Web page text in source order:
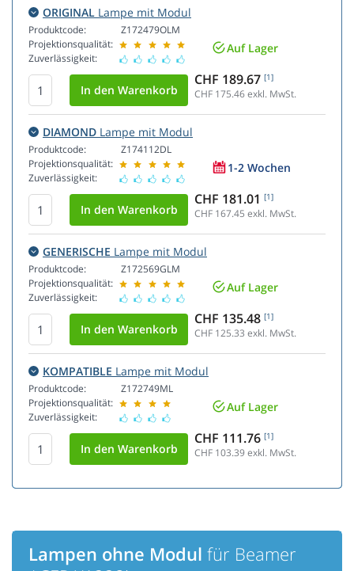
ORIGINAL Lampe mit Modul
Produktcode:
Projektionsqualität:
Zuverlässigkeit:
Z172479OLM
Auf Lager
CHF 189.67 [1]
CHF 175.46exkl. MwSt.
DIAMOND Lampe mit Modul
Produktcode:
Projektionsqualität:
Zuverlässigkeit:
Z174112DL
1-2 Wochen
CHF 181.01 [1]
CHF 167.45 exkl. MwSt.
GENERISCHE Lampe mit Modul
Produktcode:
Projektionsqualität:
Zuverlässigkeit:
Z172569GLM
Auf Lager
CHF 135.48 [1]
CHF 125.33 exkl. MwSt.
KOMPATIBLE Lampe mit Modul
Produktcode:
Projektionsqualität:
Zuverlässigkeit:
Z172749ML
Auf Lager
CHF 111.76 [1]
CHF 103.39exkl. MwSt.
Lampen ohne Modul für Beamer